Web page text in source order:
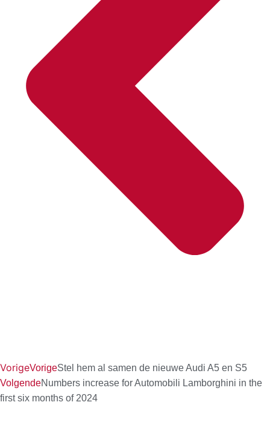
VorigeVorigeStel hem al samen de nieuwe Audi A5 en S5
VolgendeNumbers increase for Automobili Lamborghini in the
first six months of 2024